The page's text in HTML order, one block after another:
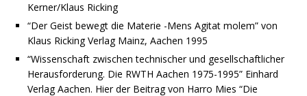
Kerner/Klaus Ricking
“Der Geist bewegt die Materie -Mens Agitat molem” von
Klaus Ricking Verlag Mainz, Aachen 1995
“Wissenschaft zwischen technischer und gesellschaftlicher
Herausforderung. Die RWTH Aachen 1975-1995” Einhard
Verlag Aachen. Hier der Beitrag von Harro Mies “Die